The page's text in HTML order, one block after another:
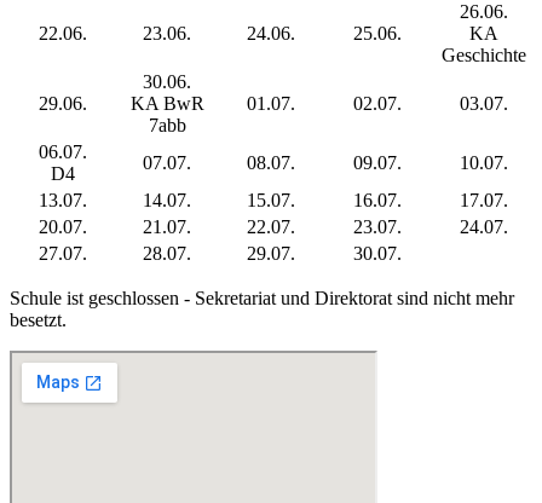
22.06. 23.06. 24.06. 25.06.
26.06.
KA
Geschichte
29.06.
30.06.
KA BwR
7abb
01.07. 02.07. 03.07.
06.07.
D4
07.07. 08.07. 09.07.
10.07.
13.07.
14.07. 15.07. 16.07.
17.07.
20.07.
21.07. 22.07. 23.07.
24.07.
27.07.
28.07. 29.07. 30.07.
Schule ist geschlossen - Sekretariat und Direktorat sind nicht mehr
besetzt.